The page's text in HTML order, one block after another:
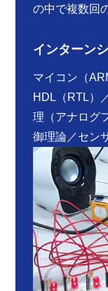
の中で複数回
インターン
マイコン（
HDL（RTL）
理（アナログ
御理論／セン